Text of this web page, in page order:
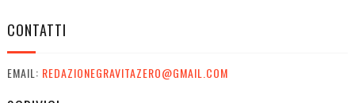
CONTATTI
EMAIL: REDAZIONEGRAVITAZERO@GMAIL.COM